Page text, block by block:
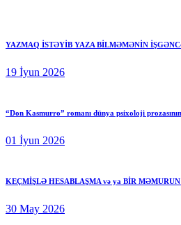
YAZMAQ İSTƏYİB YAZA BİLMƏMƏNİN
19 İyun 2026
“Don Kasmurro” romanı dünya psixoloji
01 İyun 2026
KEÇMİŞLƏ HESABLAŞMA və ya BİR
30 May 2026